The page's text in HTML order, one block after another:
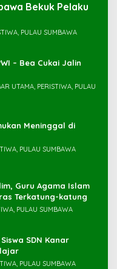
Bekuk Pelaku
PULAU SUMBAWA
– Bea Cukai Jalin
UTAMA, PERISTIWA, PULAU
Meninggal di
PULAU SUMBAWA
Guru Agama Islam
di SDN Sampar Maras Terkatung-katung ‎
PULAU SUMBAWA
SDN Kanar
PULAU SUMBAWA